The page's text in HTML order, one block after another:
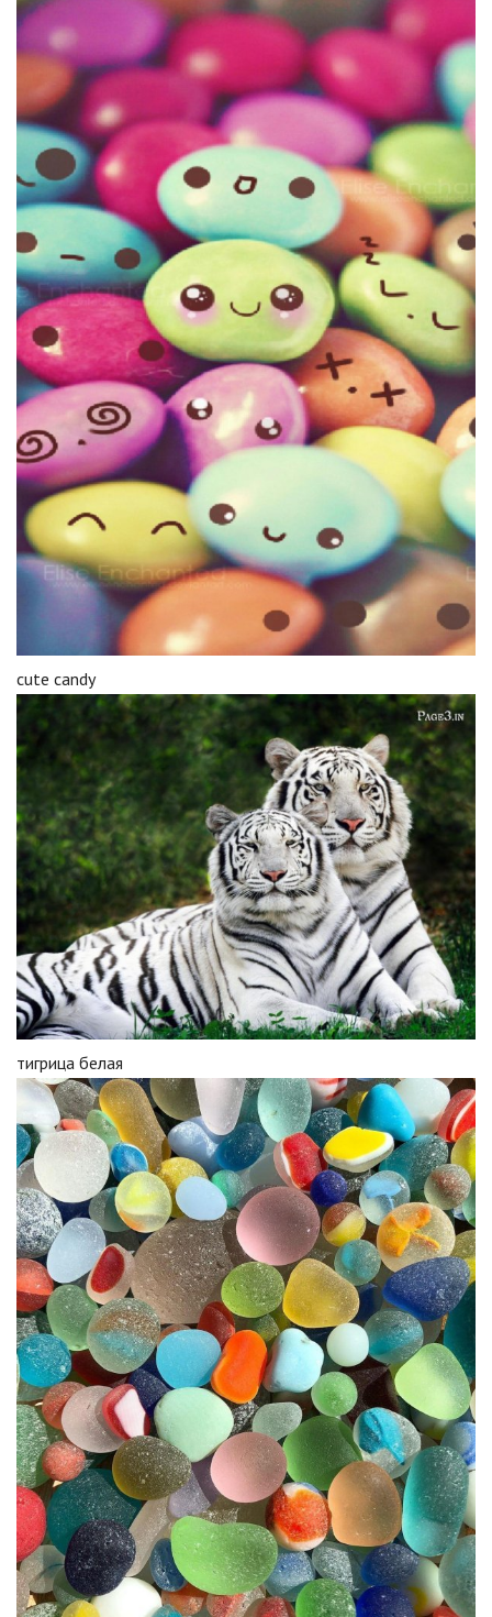
cute candy
тигрица белая